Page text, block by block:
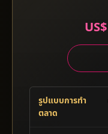
US$
รูปแบบการทำ
ตลาด